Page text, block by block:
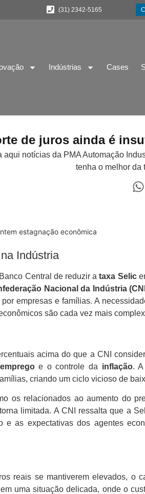
(31) 2342-5165
Indústrias Cases
de juros ainda é
aqui notícias da PMA Automação
tenha o melhor da
estagnação econômica
Indústria
Central de reduzir ataxa Selic
Nacional da Indústria
empresas e famílias. A
são cada vez mais
acima do que a CNI
e o controle da inflação. A
criando um ciclo vicioso de
os relacionados ao aumento do
limitada. A CNI ressalta que a
as expectativas dos agentes
reais se mantiverem elevados,
uma situação delicada, onde o